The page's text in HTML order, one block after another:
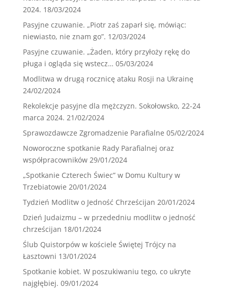
2024. 18/03/2024
Pasyjne czuwanie. „Piotr zaś zaparł się, mówiąc:
niewiasto, nie znam go”. 12/03/2024
Pasyjne czuwanie. „Żaden, który przyłoży rękę do
pługa i ogląda się wstecz… 05/03/2024
Modlitwa w drugą rocznicę ataku Rosji na Ukrainę
24/02/2024
Rekolekcje pasyjne dla mężczyzn. Sokołowsko, 22-24
marca 2024. 21/02/2024
Sprawozdawcze Zgromadzenie Parafialne 05/02/2024
Noworoczne spotkanie Rady Parafialnej oraz
współpracowników 29/01/2024
„Spotkanie Czterech Świec” w Domu Kultury w
Trzebiatowie 20/01/2024
Tydzień Modlitw o Jedność Chrześcijan 20/01/2024
Dzień Judaizmu – w przededniu modlitw o jedność
chrześcijan 18/01/2024
Ślub Quistorpów w kościele Świętej Trójcy na
Łasztowni 13/01/2024
Spotkanie kobiet. W poszukiwaniu tego, co ukryte
najgłębiej. 09/01/2024